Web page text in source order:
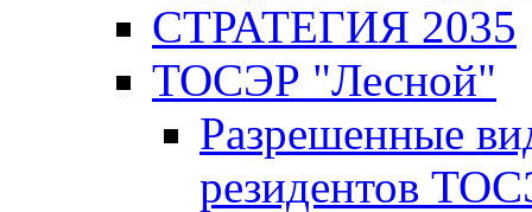
СТРАТЕГИЯ 2035
ТОСЭР "Лесной"
Разрешенные
резидентов